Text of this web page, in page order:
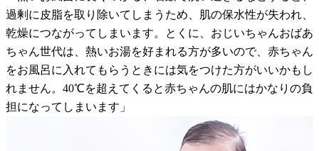
過剰に皮脂を取り除いてしまうため、肌の保水性が失われ、
乾燥につながってしまいます。とくに、おじいちゃんおばあ
ちゃん世代は、熱いお湯を好まれる方が多いので、赤ちゃん
をお風呂に入れてもらうときには気をつけた方がいいかもし
れません。40℃を超えてくると赤ちゃんの肌にはかなりの負
担になってしまいます」